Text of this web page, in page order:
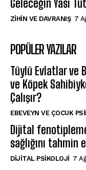
Geleceğin Yası
⁠ZIHIN VE DAVRANIŞ 7
POPÜLER YAZILAR
Tüylü Evlatlar ve
ve Köpek
Çalışır?
EBEVEYN VE ÇOCUK
Dijital
sağlığını tahmin
DIJITAL PSIKOLOJI 7